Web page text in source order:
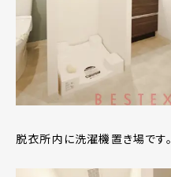
脱衣所内に洗濯機置き場です。